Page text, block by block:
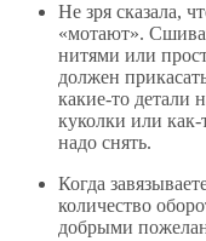
Не зря сказала,
«мотают».
нитями или
должен
какие-то детали
куколки или как-
надо снять.
Когда
количество
добрыми